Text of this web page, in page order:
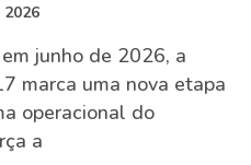
junho de 2026, a
marca uma nova etapa
operacional do
a